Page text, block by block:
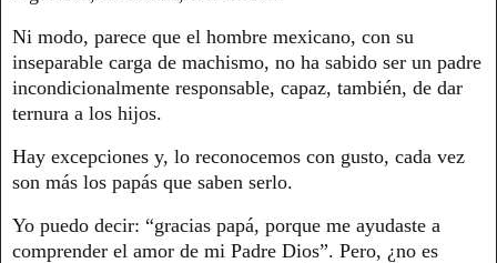
Ni modo, parece que el hombre mexicano, con su
inseparable carga de machismo, no ha sabido ser un padre
incondicionalmente responsable, capaz, también, de dar
ternura a los hijos.
Hay excepciones y, lo reconocemos con gusto, cada vez
son más los papás que saben serlo.
Yo puedo decir: “gracias papá, porque me ayudaste a
comprender el amor de mi Padre Dios”. Pero, ¿no es